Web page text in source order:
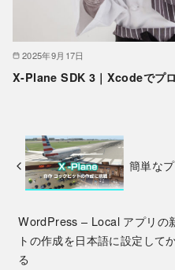
2025年9月17日
X-Plane SDK 3｜Xcodeでプ
簡単な
WordPress – Local アプリの
トの作成を日本語に設定して
る